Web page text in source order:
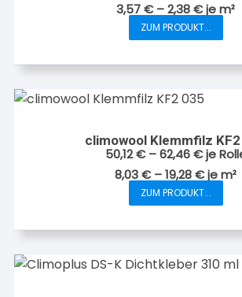
3,57€–2,38€jem²
ZUM PRODUKT...
Dieses
weist
mehrere
Die
Optionen
können
auf
gewählt
climowool Klemmfilz
50,12€–62,46€je
8,03€–19,28€jem²
ZUM PRODUKT...
Dieses
weist
mehrere